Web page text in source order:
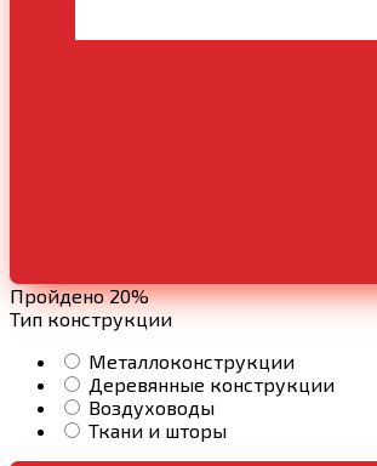
Пройдено 20%
Тип конструкции
Металлоконструкции
Деревянные конструкции
Воздуховоды
Ткани и шторы